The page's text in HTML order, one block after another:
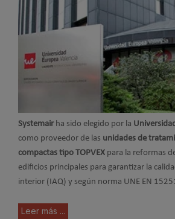
Systemair ha sido elegido por la
como proveedor de las unidades de
compactas tipo TOPVEX para la reformas
edificios principales para garantizar la
interior (IAQ) y según norma UNE EN
Leer más ...